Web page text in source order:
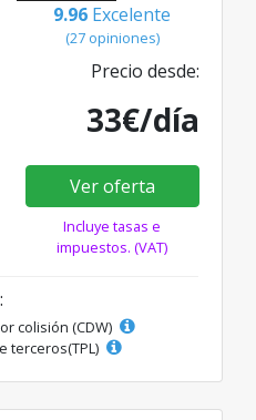
9.96 Excelente
(27 opiniones)
Precio desde:
33€/día
Ver oferta
Incluye tasas e
impuestos. (VAT)
colisión (CDW)
terceros(TPL)